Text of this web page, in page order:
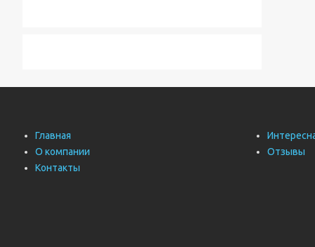
Главная
О компании
Контакты
Отзывы